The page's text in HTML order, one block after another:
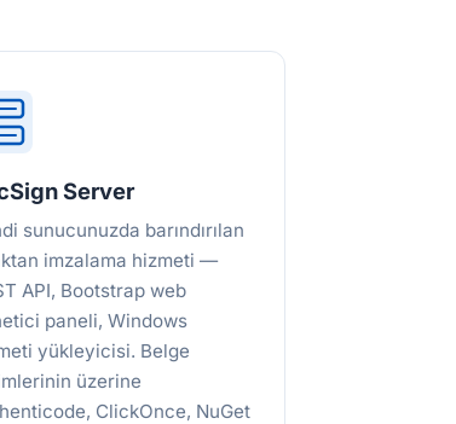
Server
sunucunuzda barındırılan
imzalama hizmeti —
API, Bootstrap web
paneli, Windows
yükleyicisi. Belge
üzerine
ClickOnce, NuGet